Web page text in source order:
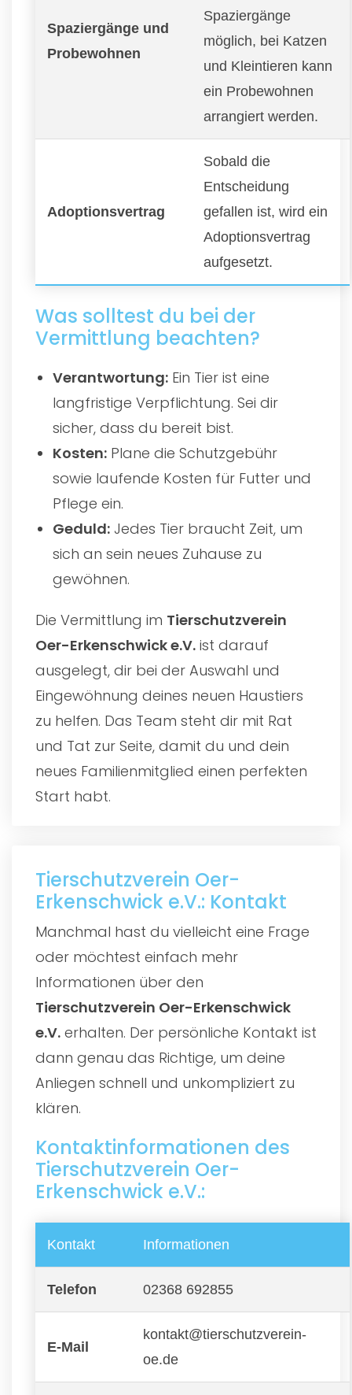
Spaziergänge und
Probewohnen
Spaziergänge
möglich, bei Katzen
und Kleintieren kann
ein Probewohnen
arrangiert werden.
Adoptionsvertrag
Sobald die
Entscheidung
gefallen ist, wird ein
Adoptionsvertrag
aufgesetzt.
Was solltest du bei der
Vermittlung beachten?
Verantwortung: Ein Tier ist eine
langfristige Verpflichtung. Sei dir
sicher, dass du bereit bist.
Kosten: Plane die Schutzgebühr
sowie laufende Kosten für Futter und
Pflege ein.
Geduld: Jedes Tier braucht Zeit, um
sich an sein neues Zuhause zu
gewöhnen.
Die Vermittlung im Tierschutzverein
Oer-Erkenschwick e.V. ist darauf
ausgelegt, dir bei der Auswahl und
Eingewöhnung deines neuen Haustiers
zu helfen. Das Team steht dir mit Rat
und Tat zur Seite, damit du und dein
neues Familienmitglied einen perfekten
Start habt.
Tierschutzverein Oer-
Erkenschwick e.V.: Kontakt
Manchmal hast du vielleicht eine Frage
oder möchtest einfach mehr
Informationen über den
Tierschutzverein Oer-Erkenschwick
e.V. erhalten. Der persönliche Kontakt ist
dann genau das Richtige, um deine
Anliegen schnell und unkompliziert zu
klären.
Kontaktinformationen des
Tierschutzverein Oer-
Erkenschwick e.V.:
Kontakt Informationen
Telefon 02368 692855
E-Mail
kontakt@tierschutzverein-
oe.de